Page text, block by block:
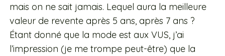
mais on ne sait jamais. Lequel aura la meilleure
valeur de revente après 5 ans, après 7 ans ?
Étant donné que la mode est aux VUS, j’ai
l’impression (je me trompe peut-être) que la